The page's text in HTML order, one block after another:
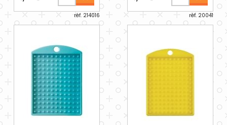
réf. 214016 réf. 20041